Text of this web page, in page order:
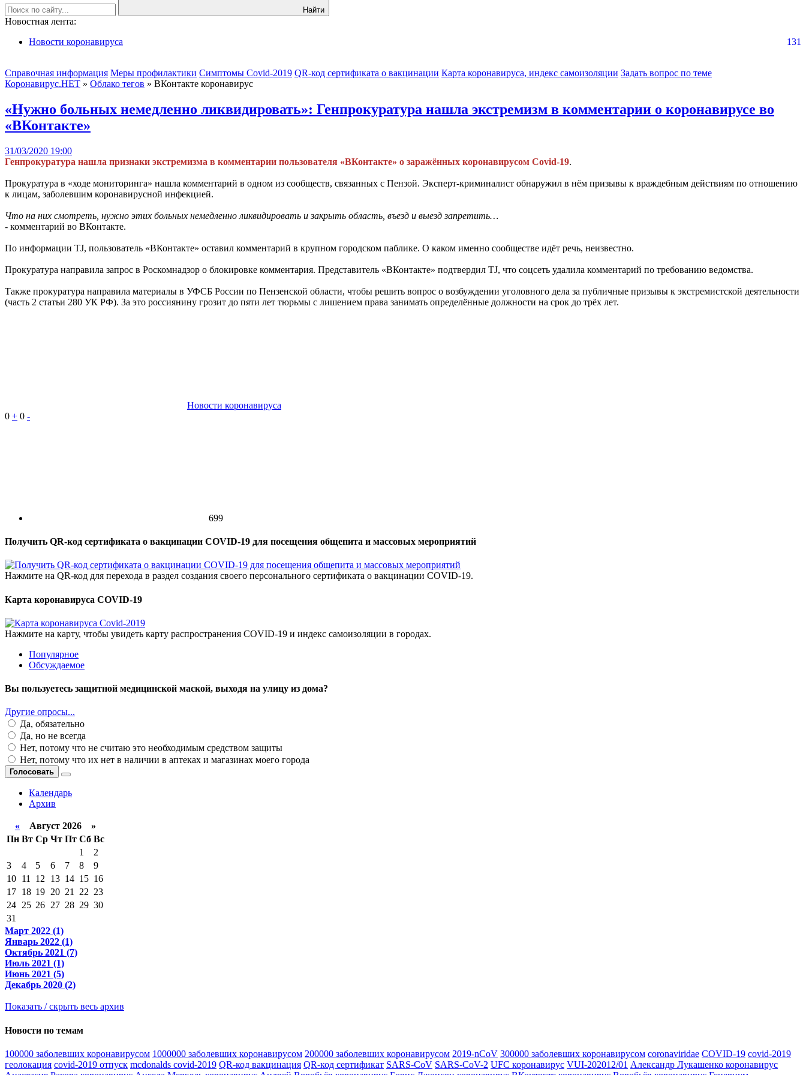
Найти
Новостная лента:
Новости коронавируса
131
Справочная информация Меры профилактики Симптомы Covid-2019 QR-код сертификата о вакцинации Карта коронавируса, индекс самоизоляции Задать вопрос по теме
Коронавирус.НЕТ » Облако тегов » ВКонтакте коронавирус
«Нужно больных немедленно ликвидировать»: Генпрокуратура нашла экстремизм в комментарии о коронавирусе во
«ВКонтакте»
31/03/2020 19:00
Генпрокуратура нашла признаки экстремизма в комментарии пользователя «ВКонтакте» о заражённых коронавирусом Covid-19.
Прокуратура в «ходе мониторинга» нашла комментарий в одном из сообществ, связанных с Пензой. Эксперт-криминалист обнаружил в нём призывы к враждебным действиям по отношению
к лицам, заболевшим коронавирусной инфекцией.
Что на них смотреть, нужно этих больных немедленно ликвидировать и закрыть область, въезд и выезд запретить…
- комментарий во ВКонтакте.
По информации TJ, пользователь «ВКонтакте» оставил комментарий в крупном городском паблике. О каком именно сообществе идёт речь, неизвестно.
Прокуратура направила запрос в Роскомнадзор о блокировке комментария. Представитель «ВКонтакте» подтвердил TJ, что соцсеть удалила комментарий по требованию ведомства.
Также прокуратура направила материалы в УФСБ России по Пензенской области, чтобы решить вопрос о возбуждении уголовного дела за публичные призывы к экстремистской деятельности
(часть 2 статьи 280 УК РФ). За это россиянину грозит до пяти лет тюрьмы с лишением права занимать определённые должности на срок до трёх лет.
Новости коронавируса
0 + 0 -
699
Получить QR-код сертификата о вакцинации COVID-19 для посещения общепита и массовых мероприятий
Нажмите на QR-код для перехода в раздел создания своего персонального сертификата о вакцинации COVID-19.
Карта коронавируса COVID-19
Нажмите на карту, чтобы увидеть карту распространения COVID-19 и индекс самоизоляции в городах.
Популярное
Обсуждаемое
Вы пользуетесь защитной медицинской маской, выходя на улицу из дома?
Другие опросы...
Да, обязательно
Да, но не всегда
Нет, потому что не считаю это необходимым средством защиты
Нет, потому что их нет в наличии в аптеках и магазинах моего города
Голосовать
Календарь
Архив
« Август 2026 »
Пн Вт Ср Чт Пт Сб Вс
1
2
3
4 5 6 7 8
9
10 11 12 13 14 15 16
17 18 19 20 21 22 23
24 25 26 27 28 29 30
31
Март 2022 (1)
Январь 2022 (1)
Октябрь 2021 (7)
Июль 2021 (1)
Июнь 2021 (5)
Декабрь 2020 (2)
Показать / скрыть весь архив
Новости по темам
100000 заболевших коронавирусом 1000000 заболевших коронавирусом 200000 заболевших коронавирусом 2019-nCoV 300000 заболевших коронавирусом coronaviridae COVID-19 covid-2019
геолокация covid-2019 отпуск mcdonalds covid-2019 QR-код вакцинация QR-код сертификат SARS-CoV SARS-CoV-2 UFC коронавирус VUI-202012/01 Александр Лукашенко коронавирус